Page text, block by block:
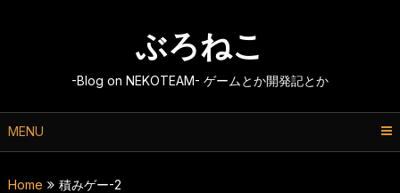
ぶろねこ
-Blog on NEKOTEAM- ゲームとか開発記とか
MENU
Home 積みゲー-2